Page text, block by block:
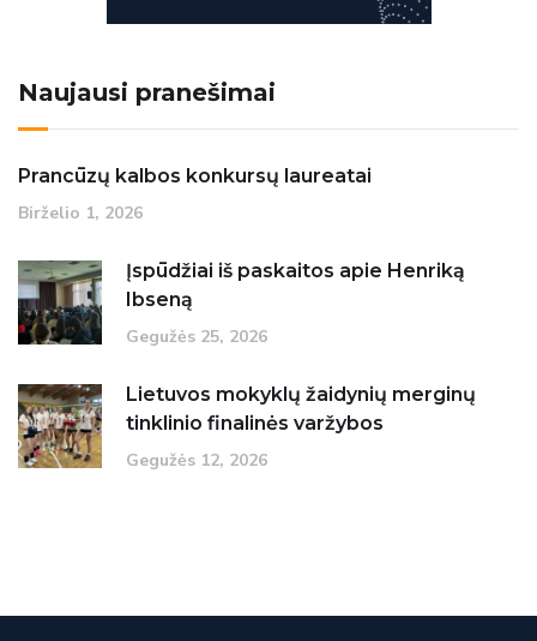
Naujausi pranešimai
Prancūzų kalbos konkursų laureatai
Birželio‏‏‎ ‎1‎‎‏‏‎, 2026
Įspūdžiai iš paskaitos apie Henriką
Ibseną
Gegužės‏‏‎ ‎25‎‎‏‏‎, 2026
Lietuvos mokyklų žaidynių merginų
tinklinio finalinės varžybos
Gegužės‏‏‎ ‎12‎‎‏‏‎, 2026